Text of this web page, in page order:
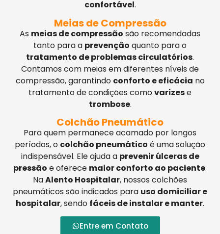
confortável.
Meias de Compressão
As meias de compressão são recomendadas
tanto para a prevenção quanto para o
tratamento de problemas circulatórios.
Contamos com meias em diferentes níveis de
compressão, garantindo conforto e eficácia no
tratamento de condições comovarizese
trombose.
Colchão Pneumático
Para quem permanece acamado por longos
períodos, o colchão pneumático é uma solução
indispensável. Ele ajuda a prevenir úlceras de
pressão e oferece maior conforto ao paciente.
NaAlento Hospitalar, nossos colchões
pneumáticos são indicados para uso domiciliar e
hospitalar, sendo fáceis de instalar e manter.
Entre em Contato